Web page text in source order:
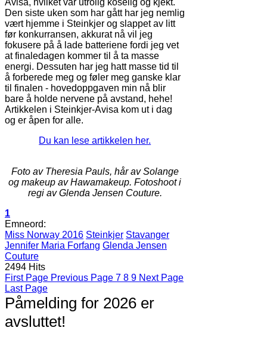
Avisa, hvilket var utrolig koselig og kjekt.
Den siste uken som har gått har jeg nemlig
vært hjemme i Steinkjer og slappet av litt
før konkurransen, akkurat nå vil jeg
fokusere på å lade batteriene fordi jeg vet
at finaledagen kommer til å ta masse
energi. Dessuten har jeg hatt masse tid til
å forberede meg og føler meg ganske klar
til finalen - hovedoppgaven min nå blir
bare å holde nervene på avstand, hehe!
Artikkelen i Steinkjer-Avisa kom ut i dag
og er åpen for alle.
Du kan lese artikkelen her.
Foto av Theresia Pauls, hår av Solange
og makeup av Hawamakeup. Fotoshoot i
regi av Glenda Jensen Couture.
1
Emneord:
Miss Norway 2016 Steinkjer Stavanger
Jennifer Maria Forfang Glenda Jensen
Couture
2494 Hits
First Page Previous Page 7 8 9 Next Page
Last Page
Påmelding for 2026 er
avsluttet!